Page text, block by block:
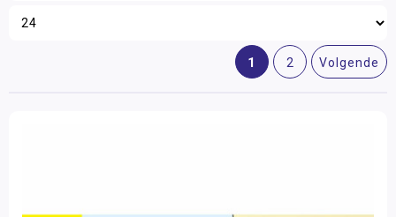
STEAM
Merk
1 2 Volgende